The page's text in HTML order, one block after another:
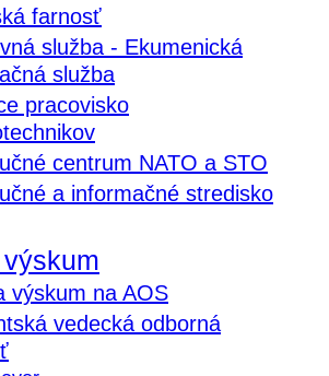
farnosť
služba - Ekumenická
služba
pracovisko
centrum NATO a STO
a informačné stredisko
výskum na AOS
vedecká odborná